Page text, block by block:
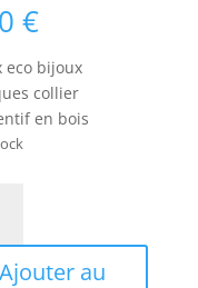
€
eco bijoux
collier
en bois
Ajouter au